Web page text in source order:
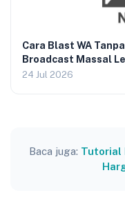
Cara Blast WA
Broadcast Massal
24 Jul 2026
Baca juga: Tutorial